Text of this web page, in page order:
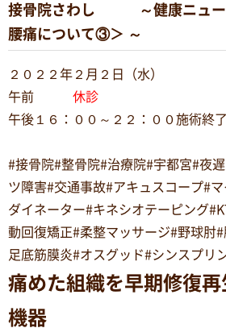
接骨院さわし ～健康ニュー
腰痛について③＞ ～
２０２２年２月２日（水）
午前 休診
午後１６：００～２２：００施術終了
#接骨院#整骨院#治療院#宇都宮#夜
ツ障害#交通事故#アキュスコープ#
ダイネーター#キネシオテーピング
動回復矯正#柔整マッサージ#野球肘
足底筋膜炎#オスグッド#シンスプリ
痛めた組織を早期修復
機器